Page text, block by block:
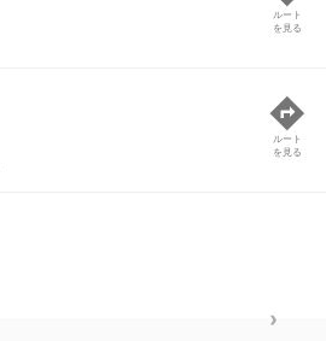
ルート
を見る
ルート
を見る